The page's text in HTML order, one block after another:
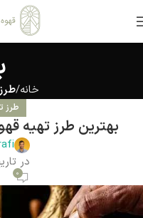
خانه
طرز
بهترین طرز تهیه
در تاریخ 1403-
0